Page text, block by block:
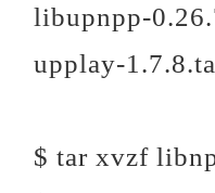
libupnpp-
upplay-
$ tar xvzf